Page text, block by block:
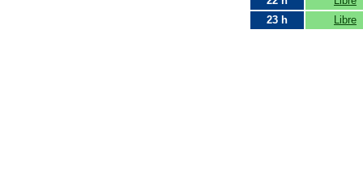
23 h
Libre